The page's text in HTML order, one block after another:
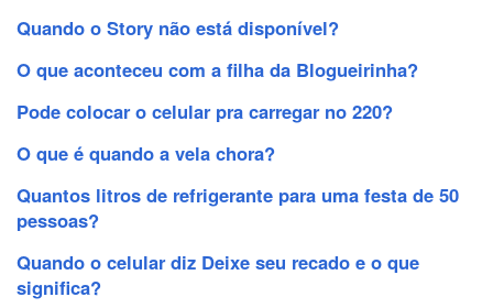
Quando o Story não está disponível?
O que aconteceu com a filha da Blogueirinha?
Pode colocar o celular pra carregar no 220?
O que é quando a vela chora?
Quantos litros de refrigerante para uma festa de 50
pessoas?
Quando o celular diz Deixe seu recado e o que
significa?